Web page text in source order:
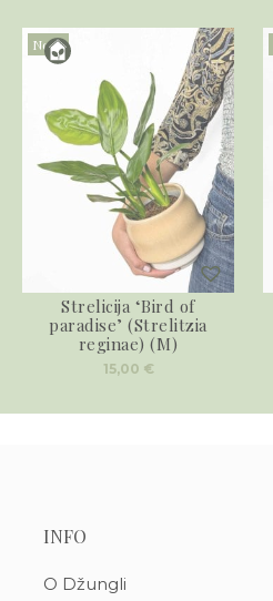
Novo
Strelicija ‘Bird of
paradise’ (Strelitzia
reginae) (M)
15,00 €
INFO
O Džungli